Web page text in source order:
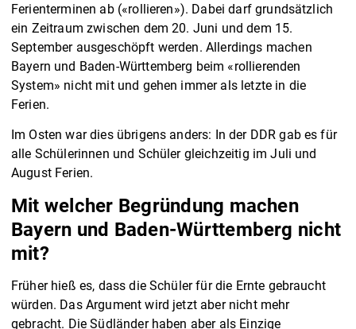
Ferienterminen ab («rollieren»). Dabei darf grundsätzlich
ein Zeitraum zwischen dem 20. Juni und dem 15.
September ausgeschöpft werden. Allerdings machen
Bayern und Baden-Württemberg beim «rollierenden
System» nicht mit und gehen immer als letzte in die
Ferien.
Im Osten war dies übrigens anders: In der DDR gab es für
alle Schülerinnen und Schüler gleichzeitig im Juli und
August Ferien.
Mit welcher Begründung machen
Bayern und Baden-Württemberg nicht
mit?
Früher hieß es, dass die Schüler für die Ernte gebraucht
würden. Das Argument wird jetzt aber nicht mehr
gebracht. Die Südländer haben aber als Einzige